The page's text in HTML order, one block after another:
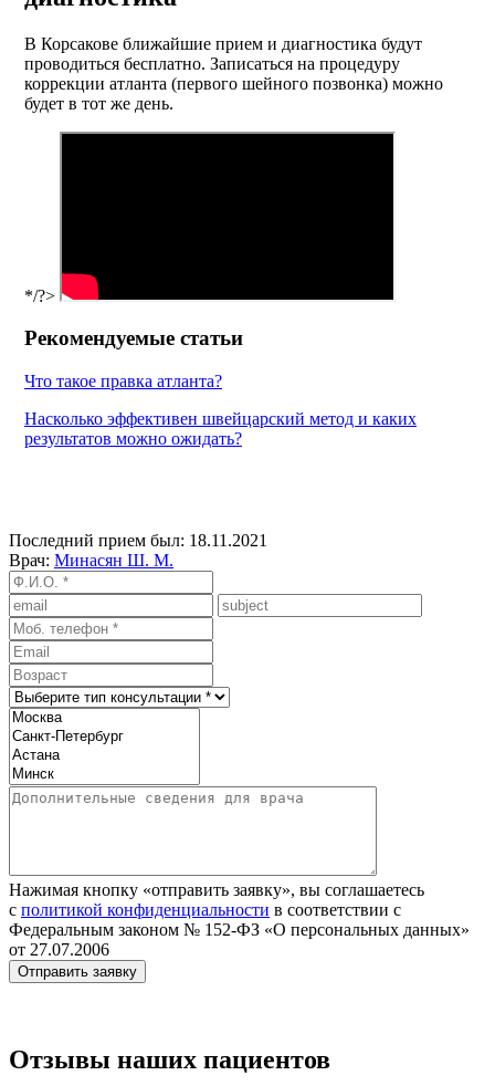
В Корсакове ближайшие прием и диагностика будут
проводиться бесплатно. Записаться на процедуру
коррекции атланта (первого шейного позвонка) можно
будет в тот же день.
*/?>
Рекомендуемые статьи
Что такое правка атланта?
Насколько эффективен швейцарский метод и каких
результатов можно ожидать?
Последний прием был: 18.11.2021
Врач: Минасян Ш. М.
Нажимая кнопку «отправить заявку», вы соглашаетесь
с политикой конфиденциальности в соответствии с
Федеральным законом № 152‑ФЗ «О персональных данных»
от 27.07.2006
Отзывы наших пациентов